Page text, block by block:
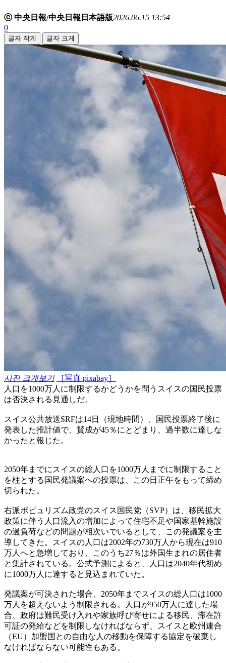
ⓒ 中央日報/中央日報日本語版2026.06.15 13:54
0
글자 작게 글자 크게
사진 크게보기
［写真 pixabay］
人口を1000万人に制限するかどうかを問うスイスの国民投票
は否決される見通しだ。
スイス公共放送SRFは14日（現地時間）、国民投票終了後に
発表した推計値で、賛成が45％にとどまり、過半数に達しな
かったと報じた。
2050年までにスイスの総人口を1000万人までに制限すること
を柱とする国民発議案への投票は、この日正午をもって締め
切られた。
右派ポピュリズム政党のスイス国民党（SVP）は、移民拡大
政策に伴う人口流入の増加によって住宅不足や国家基幹施設
の過負荷などの問題が相次いでいるとして、この発議案を主
導してきた。スイスの人口は2002年の730万人から現在は910
万人へと急増しており、このうち27％は外国生まれの居住者
と集計されている。公式予測によると、人口は2040年代初め
に1000万人に達すると見込まれていた。
発議案が可決された場合、2050年までスイスの総人口は1000
万人を超えないよう制限される。人口が950万人に達した場
合、政府は難民受け入れや家族呼び寄せによる移民、滞在許
可証の発給などを制限しなければならず、スイスと欧州連合
（EU）加盟国との自由な人の移動を保障する協定を破棄し
なければならない可能性もある。